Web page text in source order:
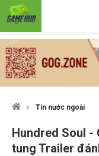
Tin nước ngoài
Hundred Soul -
tung Trailer